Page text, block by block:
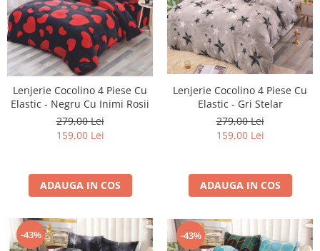
Lenjerie Cocolino 4 Piese Cu
Elastic - Negru Cu Inimi Rosii
279,00 Lei
159,00 Lei
ADAUGA IN COS
Lenjerie Cocolino 4 Piese Cu
Elastic - Gri Stelar
279,00 Lei
159,00 Lei
ADAUGA IN COS
-43% -43%